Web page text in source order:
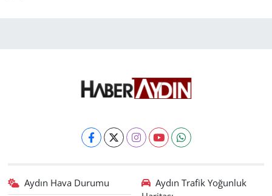
Aydın Hava Durumu
Aydın Trafik Yoğunluk